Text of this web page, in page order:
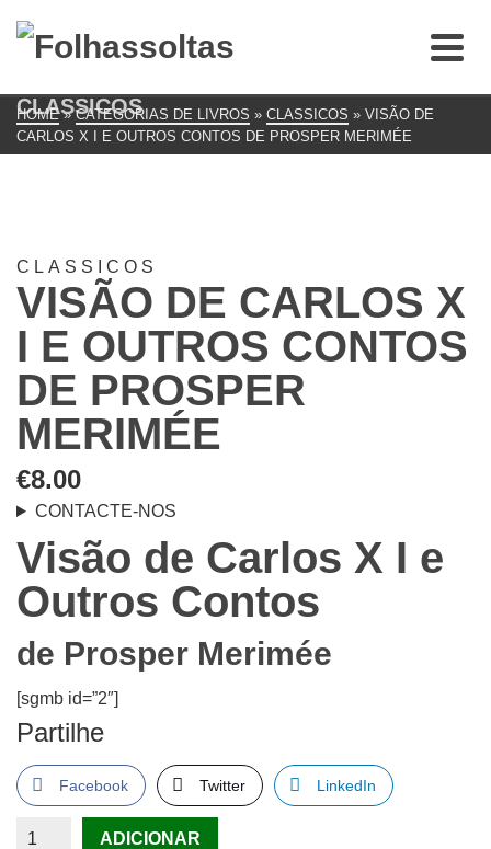
CLASSICOS
HOME » CATEGORIAS DE LIVROS » CLASSICOS » VISÃO DE
CARLOS X I E OUTROS CONTOS DE PROSPER MERIMÉE
CLASSICOS
VISÃO DE CARLOS X
I E OUTROS CONTOS
DE PROSPER
MERIMÉE
€8.00
CONTACTE-NOS
Visão de Carlos X I e
Outros Contos
de Prosper Merimée
[sgmb id=”2″]
Partilhe
Facebook Twitter LinkedIn
QuantidadeADICIONAR